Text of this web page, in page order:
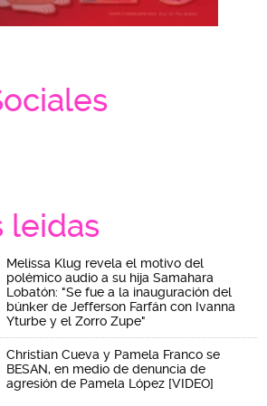
leidas
Melissa Klug revela el motivo del
polémico audio a su hija Samahara
Lobatón: "Se fue a la inauguración del
búnker de Jefferson Farfán con Ivanna
Yturbe y el Zorro Zupe"
Christian Cueva y Pamela Franco se
BESAN, en medio de denuncia de
agresión de Pamela López [VIDEO]